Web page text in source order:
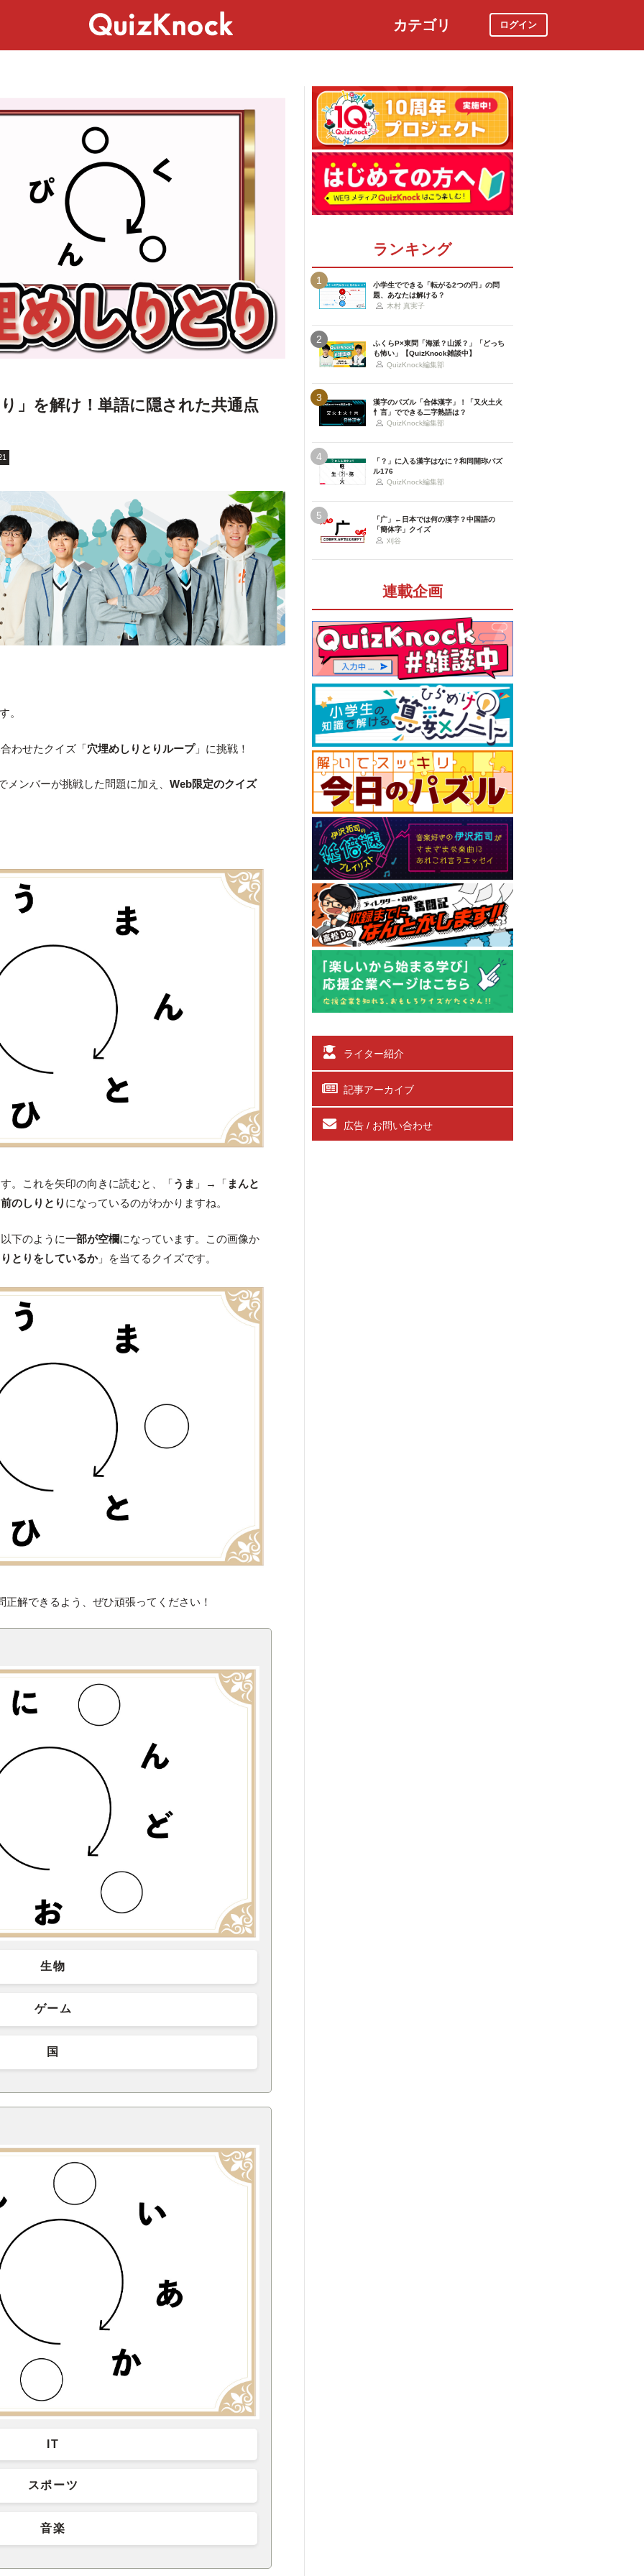
カテゴリ ログイン
」を解け！単語に隠された共通点
。
わせたクイズ「穴埋めしりとりループ」に挑戦！
メンバーが挑戦した問題に加え、Web限定のクイズ
。これを矢印の向きに読むと、「うま 」→「 まんと
のしりとり になっているのがわかりますね。
下のように一部が空欄になっています。この画像か
とりをしているか」を当てるクイズです。
正解できるよう、ぜひ頑張ってください！
生物
ゲーム
国
IT
スポーツ
音楽
ランキング
1
小学生でできる「転がる2つの円」の問
題、あなたは解ける？
木村 真実子
2
ふくらP×東問「海派？山派？」「どっち
も怖い」【QuizKnock雑談中】
QuizKnock編集部
3
漢字のパズル「合体漢字」！「又火土火
忄言」でできる二字熟語は？
QuizKnock編集部
4
「？」に入る漢字はなに？和同開珎パズ
ル176
QuizKnock編集部
5
「广」←日本では何の漢字？中国語の
「簡体字」クイズ
刈谷
連載企画
ライター紹介
記事アーカイブ
広告 / お問い合わせ